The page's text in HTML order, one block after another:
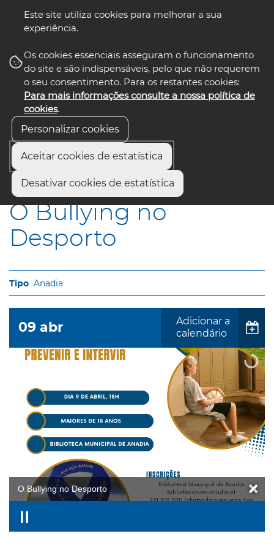
Este site utiliza cookies para melhorar a sua
experiência.
Os cookies essenciais asseguram o funcionamento
do site e são indispensáveis, pelo que não requerem
o seu consentimento. Para os restantes cookies:
Para mais informações consulte a nossa política de
cookies.
Personalizar cookies
Aceitar cookies de estatística
Desativar cookies de estatística
nos select language
Início O Bullying no Desporto
O Bullying no
Desporto
Anadia
09 abr
Adicionar a
calendário
O Bullying no Desporto